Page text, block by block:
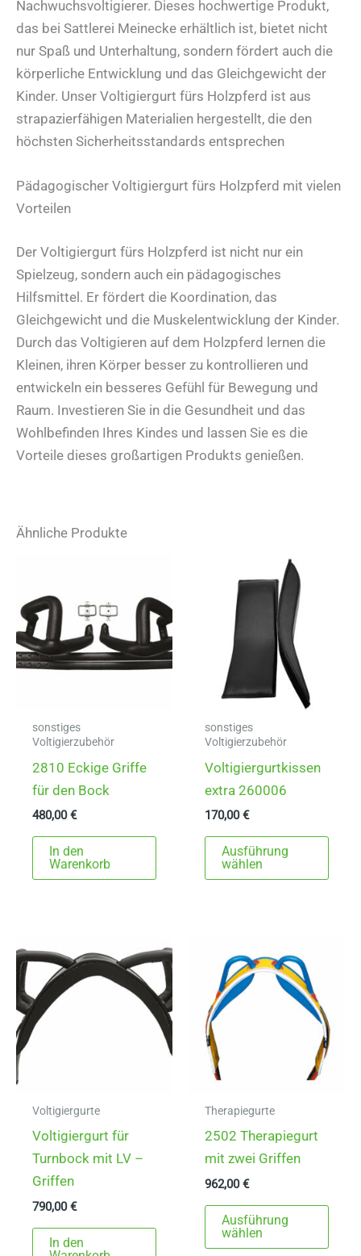
Nachwuchsvoltigierer. Dieses hochwertige Produkt,
das bei Sattlerei Meinecke erhältlich ist, bietet nicht
nur Spaß und Unterhaltung, sondern fördert auch die
körperliche Entwicklung und das Gleichgewicht der
Kinder. Unser Voltigiergurt fürs Holzpferd ist aus
strapazierfähigen Materialien hergestellt, die den
höchsten Sicherheitsstandards entsprechen
Pädagogischer Voltigiergurt fürs Holzpferd mit vielen
Vorteilen
Der Voltigiergurt fürs Holzpferd ist nicht nur ein
Spielzeug, sondern auch ein pädagogisches
Hilfsmittel. Er fördert die Koordination, das
Gleichgewicht und die Muskelentwicklung der Kinder.
Durch das Voltigieren auf dem Holzpferd lernen die
Kleinen, ihren Körper besser zu kontrollieren und
entwickeln ein besseres Gefühl für Bewegung und
Raum. Investieren Sie in die Gesundheit und das
Wohlbefinden Ihres Kindes und lassen Sie es die
Vorteile dieses großartigen Produkts genießen.
Ähnliche Produkte
sonstiges
Voltigierzubehör
2810 Eckige Griffe
für den Bock
480,00€
In den
Warenkorb
sonstiges
Voltigierzubehör
Voltigiergurtkissen
extra 260006
170,00€
Ausführung
wählen
weist
auf
Voltigiergurte
Voltigiergurt für
Turnbock mit LV –
Griffen
790,00€
In den
Therapiegurte
2502 Therapiegurt
mit zwei Griffen
962,00€
Ausführung
wählen